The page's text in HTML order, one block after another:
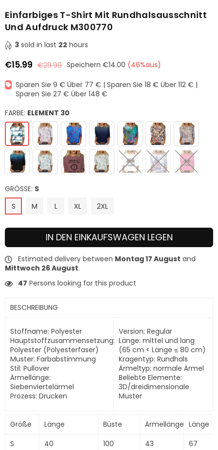
Einfarbiges T-Shirt Mit Rundhalsausschnitt
Und Aufdruck M300770
3 sold in last 22 hours
Normaler
€15.99 €29.99 Speichern €14.00 (46%aus)
Sparen Sie 9 € Über 77 € | Sparen Sie 18 € Über 112 € |
Sparen Sie 27 € Über 148 €
FARBE: ELEMENT 30
GRÖSSE: S
S
M L XL 2XL
IN DEN EINKAUFSWAGEN LEGEN
Estimated delivery between Montag 17 August and
Mittwoch 26 August.
47 Persons looking for this product
BESCHREIBUNG
Stoffname: Polyester
Hauptstoffzusammensetzung:
Polyester (Polyesterfaser)
Muster: Farbabstimmung
Stil: Pullover
Ärmellänge:
Siebenviertelärmel
Prozess: Drucken
Version: Regular
Länge: mittel und lang
(65 cm < Länge ≤ 80 cm)
Kragentyp: Rundhals
Ärmeltyp: normale Ärmel
Beliebte Elemente:
3D/dreidimensionale
Muster
Größe Länge Büste Ärmellänge Länge
S
40 100 43
67